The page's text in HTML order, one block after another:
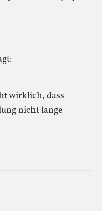
wirklich, dass
nicht lange